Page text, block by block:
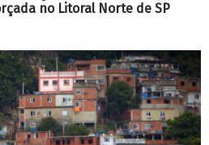
no Litoral Norte de SP